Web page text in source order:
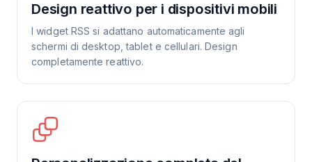
Design reattivo per i dispositivi mobili
I widget RSS si adattano automaticamente agli
schermi di desktop, tablet e cellulari. Design
completamente reattivo.